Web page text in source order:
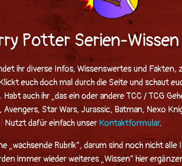
Potter Serien-Wissen
ihr diverse Infos, Wissenswertes und Fakten,
euch doch mal durch die Seite und schaut
auch ihr „das ein oder andere TCC / TCG
Avengers, Star Wars, Jurassic, Batman,Nexo
! Nutzt dafür einfach unser Kontaktformular.
„wachsende Rubrik“, darum sind noch nicht
immer wieder weiteres „Wissen“ hier